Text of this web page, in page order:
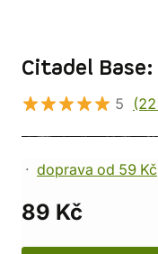
Citadel
5
doprava od 59 Kč
89 Kč